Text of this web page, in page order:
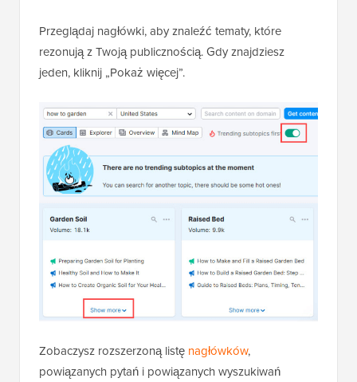
Przeglądaj nagłówki, aby znaleźć tematy, które
rezonują z Twoją publicznością. Gdy znajdziesz
jeden, kliknij „Pokaż więcej”.
Zobaczysz rozszerzoną listę nagłówków,
powiązanych pytań i powiązanych wyszukiwań